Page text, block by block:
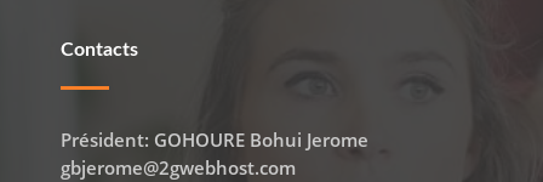
Contacts
Président: GOHOURE Bohui Jerome
gbjerome@2gwebhost.com